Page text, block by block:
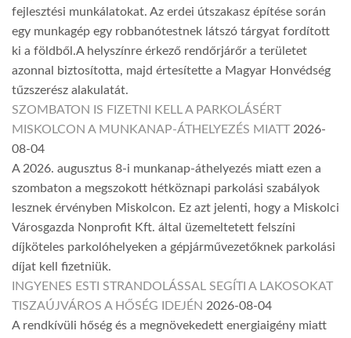
fejlesztési munkálatokat. Az erdei útszakasz építése során
egy munkagép egy robbanótestnek látszó tárgyat fordított
ki a földből.A helyszínre érkező rendőrjárőr a területet
azonnal biztosította, majd értesítette a Magyar Honvédség
tűzszerész alakulatát.
SZOMBATON IS FIZETNI KELL A PARKOLÁSÉRT
MISKOLCON A MUNKANAP-ÁTHELYEZÉS MIATT 2026-
08-04
A 2026. augusztus 8-i munkanap-áthelyezés miatt ezen a
szombaton a megszokott hétköznapi parkolási szabályok
lesznek érvényben Miskolcon. Ez azt jelenti, hogy a Miskolci
Városgazda Nonprofit Kft. által üzemeltetett felszíni
díjköteles parkolóhelyeken a gépjárművezetőknek parkolási
díjat kell fizetniük.
INGYENES ESTI STRANDOLÁSSAL SEGÍTI A LAKOSOKAT
TISZAÚJVÁROS A HŐSÉG IDEJÉN 2026-08-04
A rendkívüli hőség és a megnövekedett energiaigény miatt